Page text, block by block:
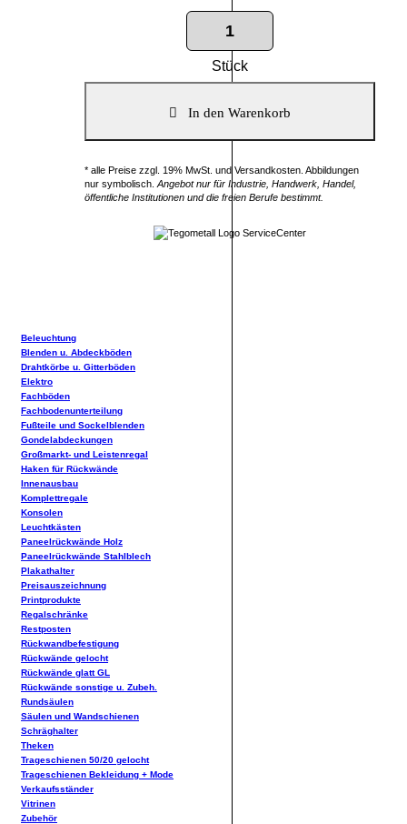
Stück
* alle Preise zzgl. 19% MwSt. und Versandkosten. Abbildungen
nur symbolisch. Angebot nur für Industrie, Handwerk, Handel,
öffentliche Institutionen und die freien Berufe bestimmt.
Beleuchtung
Blenden u. Abdeckböden
Drahtkörbe u. Gitterböden
Elektro
Fachböden
Fachbodenunterteilung
Fußteile und Sockelblenden
Gondelabdeckungen
Großmarkt- und Leistenregal
Haken für Rückwände
Innenausbau
Komplettregale
Konsolen
Leuchtkästen
Paneelrückwände Holz
Paneelrückwände Stahlblech
Plakathalter
Preisauszeichnung
Printprodukte
Regalschränke
Restposten
Rückwandbefestigung
Rückwände gelocht
Rückwände glatt GL
Rückwände sonstige u. Zubeh.
Rundsäulen
Säulen und Wandschienen
Schräghalter
Theken
Trageschienen 50/20 gelocht
Trageschienen Bekleidung + Mode
Verkaufsständer
Vitrinen
Zubehör